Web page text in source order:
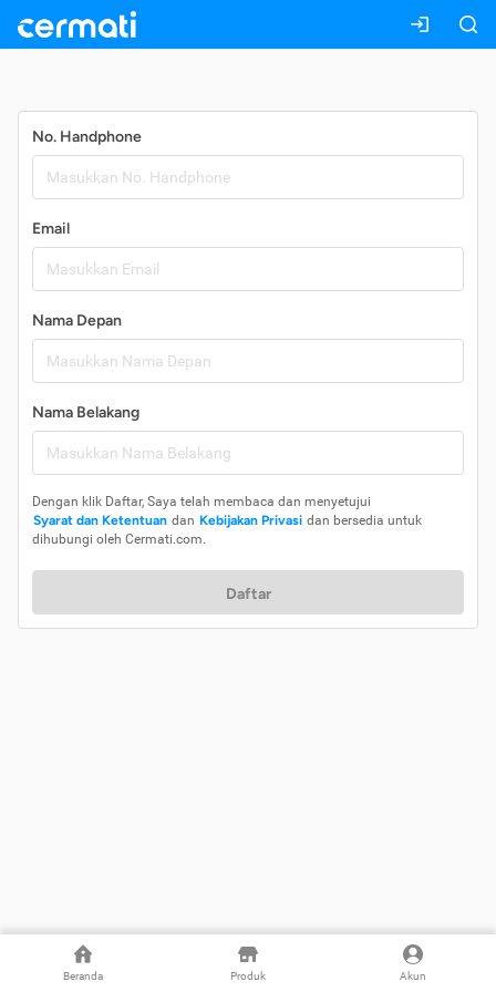
Beranda Produk Akun
No. Handphone
Email
Nama Depan
Nama Belakang
Dengan klik Daftar, Saya telah membaca dan menyetujui
Syarat dan Ketentuan dan Kebijakan Privasi dan bersedia untuk
dihubungi oleh Cermati.com.
Daftar